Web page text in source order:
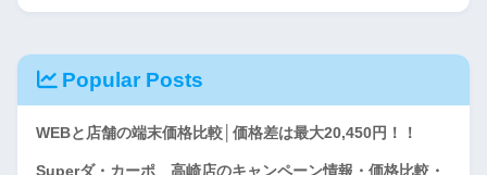
Popular Posts
WEBと店舗の端末価格比較│価格差は最大20,450円！！
Superダ・カーポ 高崎店のキャンペーン情報・価格比較・